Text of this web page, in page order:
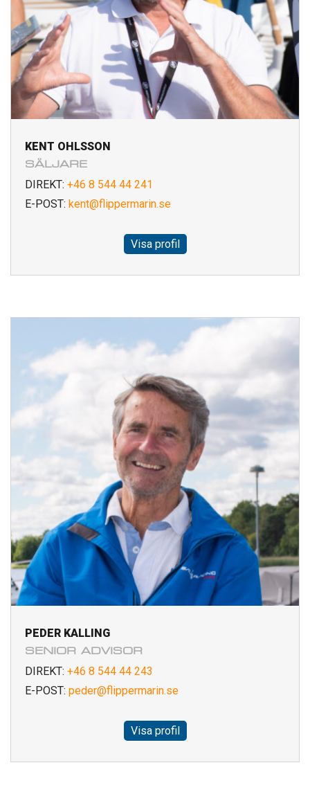
KENT OHLSSON
SÄLJARE
DIREKT: +46 8 544 44 241
E-POST: kent@flippermarin.se
Visa profil
PEDER KALLING
SENIOR ADVISOR
DIREKT: +46 8 544 44 243
E-POST: peder@flippermarin.se
Visa profil